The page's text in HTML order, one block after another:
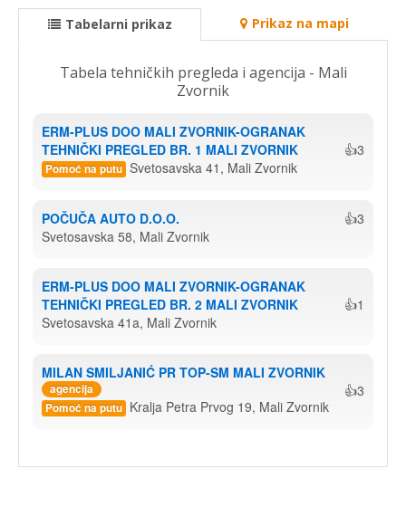
Tabelarni prikaz Prikaz na mapi
Tabela tehničkih pregleda i agencija - Mali
Zvornik
ERM-PLUS DOO MALI ZVORNIK-OGRANAK
TEHNIČKI PREGLED BR. 1 MALI ZVORNIK
👍3
Pomoć na putu Svetosavska 41, Mali Zvornik
POČUČA AUTO D.O.O.
👍3
Svetosavska 58, Mali Zvornik
ERM-PLUS DOO MALI ZVORNIK-OGRANAK
TEHNIČKI PREGLED BR. 2 MALI ZVORNIK
👍1
Svetosavska 41a, Mali Zvornik
MILAN SMILJANIĆ PR TOP-SM MALI ZVORNIK
agencija 👍3
Pomoć na putu Kralja Petra Prvog 19, Mali Zvornik